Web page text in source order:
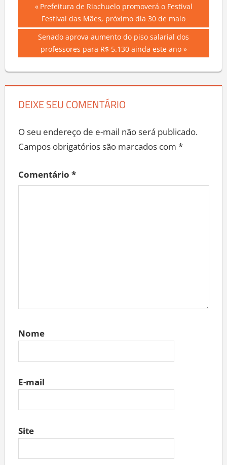
Navegação
de
Post
Previous
Post:
Prefeitura de Riachuelo promoverá o Festival
Festival das Mães, próximo dia 30 de maio
Next
Post:
Senado aprova aumento do piso salarial dos
professores para R$ 5.130 ainda este ano
DEIXE SEU COMENTÁRIO
O seu endereço de e-mail não será publicado.
Campos obrigatórios são marcados com *
Comentário *
Nome
E-mail
Site